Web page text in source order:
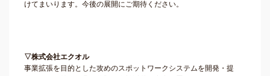
けてまいります。今後の展開にご期待ください。
▽株式会社エクオル
事業拡張を目的とした攻めのスポットワークシステムを開発・提